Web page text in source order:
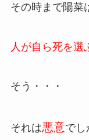
その時まで陽菜
人が自ら死を
そう・・・
それは悪意でし